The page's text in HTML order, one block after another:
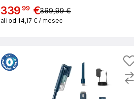
339 99 €369,99 €
ali od 14,17 € / mesec